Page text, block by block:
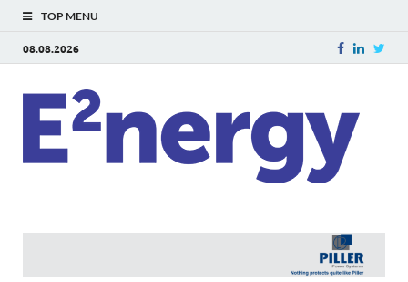
TOP MENU
08.08.2026